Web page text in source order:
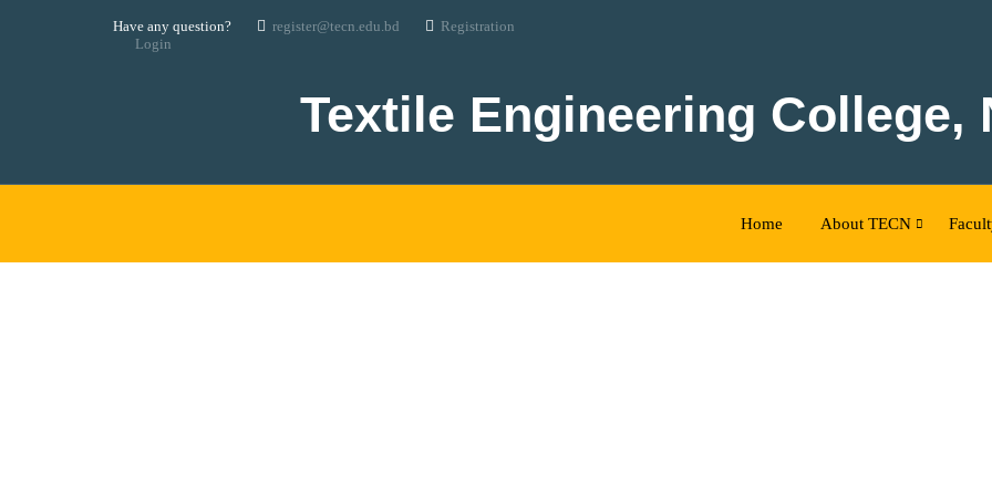
Have any question? register@tecn.edu.bd
Registration
Login
Textile Engineering College,
Home About TECN